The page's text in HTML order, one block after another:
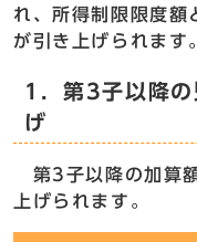
れ、所得制限限度額
が引き上げられます
1．第3子以降の
げ
第3子以降の加算
上げられます。